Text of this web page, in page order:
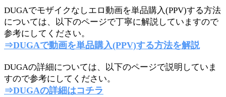
DUGAでモザイクなしエロ動画を単品購入(PPV)する方法
については、以下のページで丁寧に解説していますので
参考にしてください。
⇒DUGAで動画を単品購入(PPV)する方法を解説
DUGAの詳細については、以下のページで説明していま
すので参考にしてください。
⇒DUGAの詳細はコチラ